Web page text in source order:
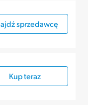
sprzedawcę
Kup teraz